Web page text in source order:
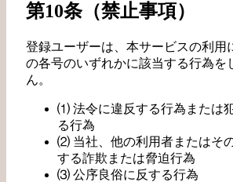
第10条（禁止事項）
登録ユーザーは、本サービスの利用
の各号のいずれかに該当する行為を
ん。
⑴ 法令に違反する行為または
る行為
⑵ 当社、他の利用者またはそ
する詐欺または脅迫行為
⑶ 公序良俗に反する行為